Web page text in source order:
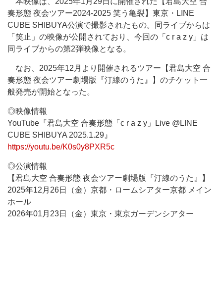
奏形態 夜会ツアー2024-2025 笑う亀裂】東京・LINE
CUBE SHIBUYA公演で撮影されたもの。同ライブからは
「笑止」の映像が公開されており、今回の「c r a z y」は
同ライブからの第2弾映像となる。
なお、2025年12月より開催されるツアー【君島大空 合
奏形態 夜会ツアー劇場版『汀線のうた』】のチケット一
般発売が開始となった。
◎映像情報
YouTube『君島大空 合奏形態「c r a z y」Live @LINE
CUBE SHIBUYA 2025.1.29』
https://youtu.be/K0s0y8PXR5c
◎公演情報
【君島大空 合奏形態 夜会ツアー劇場版『汀線のうた』】
2025年12月26日（金）京都・ロームシアター京都 メイン
ホール
2026年01月23日（金）東京・東京ガーデンシアター